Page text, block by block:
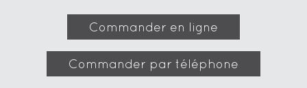
Commander en ligne
Commander par téléphone